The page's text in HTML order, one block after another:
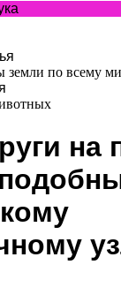
по всему
на